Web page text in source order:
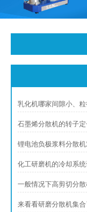
石墨烯分散机的转子
锂电池负极浆料分散
一般情况下高剪切分
来看看研磨分散机集